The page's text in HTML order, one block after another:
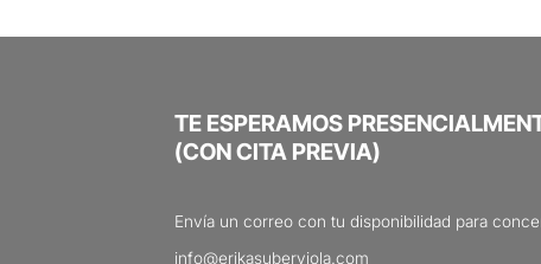
TE ESPERAMOS
(CON CITA PREVIA)
Envía un correo con tu disponibilidad para
info@erikasuberviola.com